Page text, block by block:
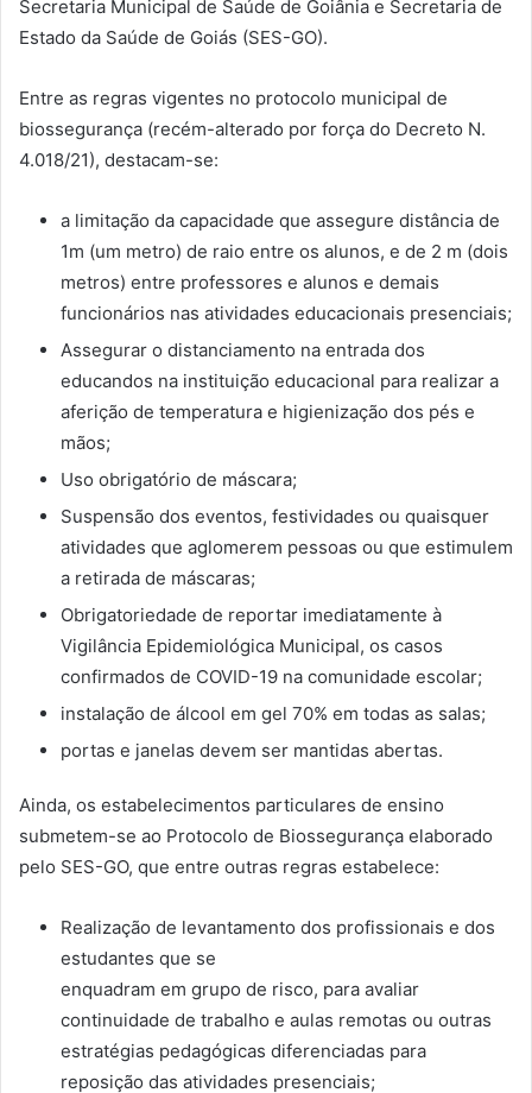
Secretaria Municipal de Saúde de Goiânia e Secretaria de
Estado da Saúde de Goiás (SES-GO).
Entre as regras vigentes no protocolo municipal de
biossegurança (recém-alterado por força do Decreto N.
4.018/21), destacam-se:
a limitação da capacidade que assegure distância de
1m (um metro) de raio entre os alunos, e de 2 m (dois
metros) entre professores e alunos e demais
funcionários nas atividades educacionais presenciais;
Assegurar o distanciamento na entrada dos
educandos na instituição educacional para realizar a
aferição de temperatura e higienização dos pés e
mãos;
Uso obrigatório de máscara;
Suspensão dos eventos, festividades ou quaisquer
atividades que aglomerem pessoas ou que estimulem
a retirada de máscaras;
Obrigatoriedade de reportar imediatamente à
Vigilância Epidemiológica Municipal, os casos
confirmados de COVID-19 na comunidade escolar;
instalação de álcool em gel 70% em todas as salas;
portas e janelas devem ser mantidas abertas.
Ainda, os estabelecimentos particulares de ensino
submetem-se ao Protocolo de Biossegurança elaborado
pelo SES-GO, que entre outras regras estabelece:
Realização de levantamento dos profissionais e dos
estudantes que se
enquadram em grupo de risco, para avaliar
continuidade de trabalho e aulas remotas ou outras
estratégias pedagógicas diferenciadas para
reposição das atividades presenciais;